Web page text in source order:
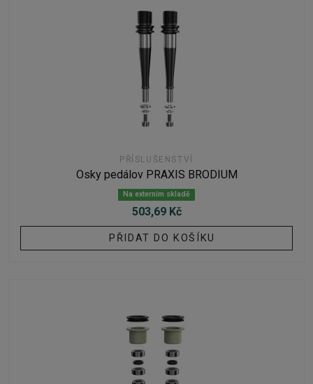
PŘÍSLUŠENSTVÍ
Osky pedálov PRAXIS BRODIUM
Na externím skladě
503,69 Kč
PŘIDAT DO KOŠÍKU